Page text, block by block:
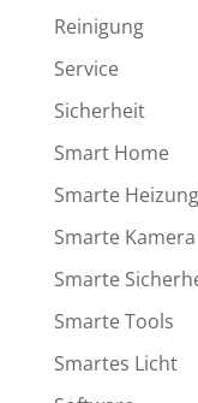
Reinigung
Service
Sicherheit
Smart Home
Smarte Heizung
Smarte Kamera
Smarte
Smarte Tools
Smartes Licht